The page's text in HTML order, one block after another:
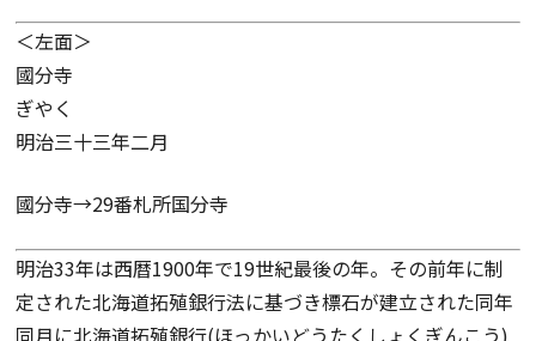
＜左面＞
國分寺
ぎやく
明治三十三年二月
國分寺→29番札所国分寺
明治33年は西暦1900年で19世紀最後の年。その前年に制
定された北海道拓殖銀行法に基づき標石が建立された同年
同月に北海道拓殖銀行(ほっかいどうたくしょくぎんこう)